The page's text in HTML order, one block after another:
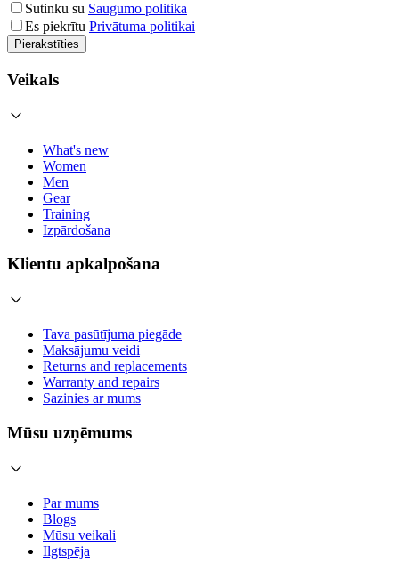
Sutinku su Saugumo politika
Es piekrītu Privātuma politikai
Pierakstīties
Veikals
What's new
Women
Men
Gear
Training
Izpārdošana
Klientu apkalpošana
Tava pasūtījuma piegāde
Maksājumu veidi
Returns and replacements
Warranty and repairs
Sazinies ar mums
Mūsu uzņēmums
Par mums
Blogs
Mūsu veikali
Ilgtspēja